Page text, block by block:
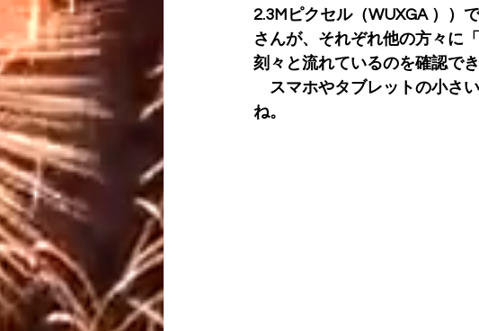
2.3Mピクセル（WUXGA ））
さんが、それぞれ他の方々に
刻々と流れているのを確認でき
スマホやタブレットの小さ
ね。